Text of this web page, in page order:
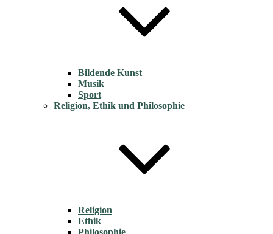
Bildende Kunst
Musik
Sport
Religion, Ethik und Philosophie
Religion
Ethik
Philosophie